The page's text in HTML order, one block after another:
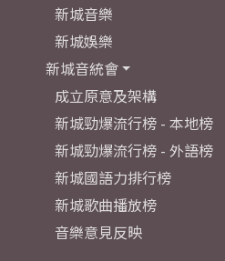
新城音樂
新城娛樂
新城音統會
成立原意及架構
新城勁爆流行榜 - 本地榜
新城勁爆流行榜 - 外語榜
新城國語力排行榜
新城歌曲播放榜
音樂意見反映